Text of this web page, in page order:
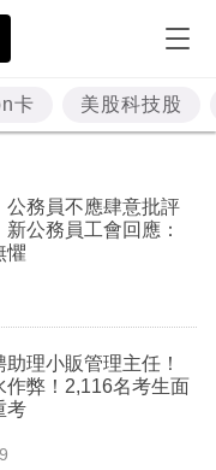
卡 美股科技股
公務員不應肆意批評
公務員工會回應：
懼
理小販管理主任！
作弊！2,116名考生面
考